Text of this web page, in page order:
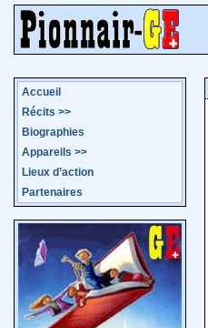
Accueil
Récits >>
Biographies
Appareils >>
Lieux d’action
Partenaires